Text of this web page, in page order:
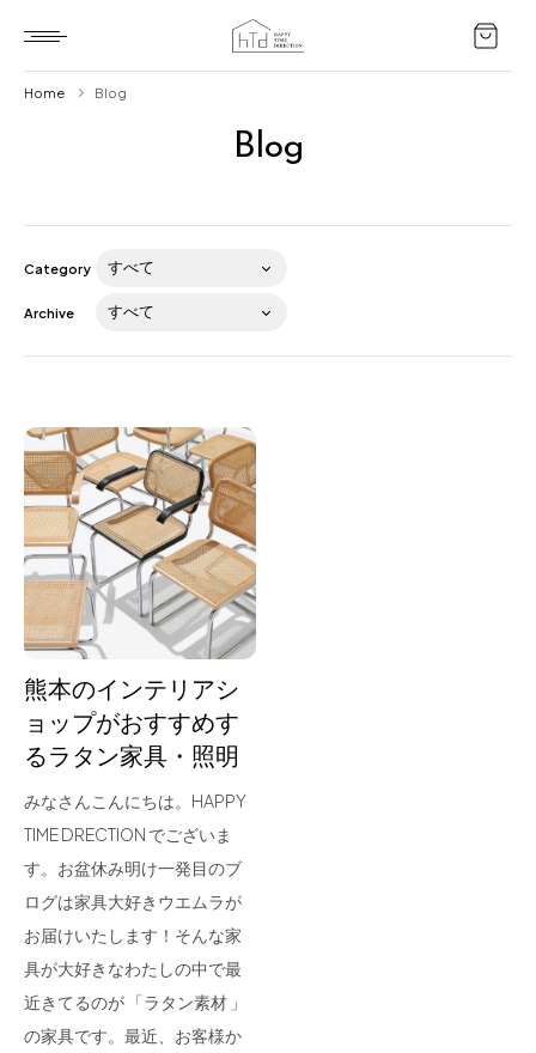
Blog
About us
for Business
Recruit
Contact
フラッグシップストア
熊本店
Arv
Blog
Home Blog
Category
Archive
熊本のインテリアシ
ョップがおすすめす
るラタン家具・照明
みなさんこんにちは。HAPPY
TIME DRECTION でございま
す。お盆休み明け一発目のブ
ログは家具大好きウエムラが
お届けいたします！そんな家
具が大好きなわたしの中で最
近きてるのが 「ラタン素材 」
の家具です。最近、お客様か